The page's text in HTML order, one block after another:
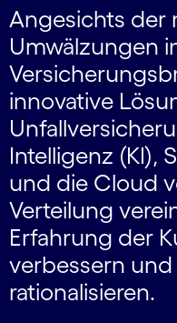
Angesichts der
Umwälzungen
innovative
Intelligenz (KI),
und die Cloud
Verteilung
Erfahrung der
verbessern
rationalisieren.